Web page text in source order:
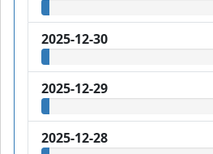
2025-12-30
2025-12-29
2025-12-28